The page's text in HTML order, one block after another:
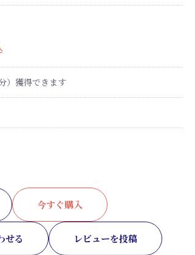
）獲得できます
今すぐ購入
せる レビューを投稿